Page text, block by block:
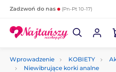
Zadzwoń do nas (Pn-Pt 10-17)
Wprowadzenie KOBIETY
Niewibrujące korki analne